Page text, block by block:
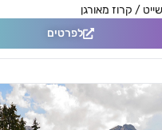
שייט / קרוז מאורגן
לפרטים